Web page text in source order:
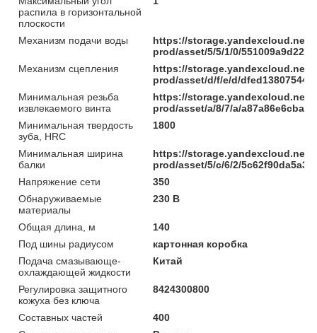
распила в горизонтальной
плоскости
Механизм подачи воды
https://storage.yandexcloud.net/
prod/asset/5/5/1/0/
Механизм сцепления
https://storage.yandexcloud.net/
prod/asset/d/f/e/d/
Минимальная резьба
извлекаемого винта
https://storage.yandexcloud.net/
prod/asset/a/8/7/a/
Минимальная твердость
зуба, HRC
1800
Минимальная ширина
балки
https://storage.yandexcloud.net/
prod/asset/5/c/6/2/
Напряжение сети
350
Обнаруживаемые
материалы
230 В
Общая длина, м
140
Под шины радиусом
картонная коробка
Подача смазывающе-
охлаждающей жидкости
Китай
Регулировка защитного
кожуха без ключа
8424300800
Составных частей
400